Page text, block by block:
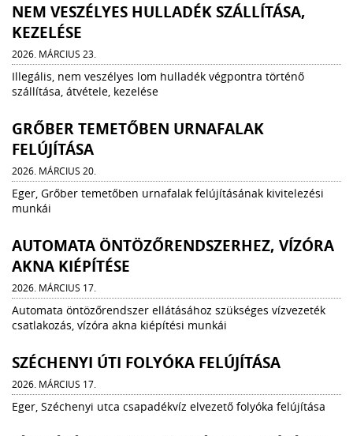
NEM VESZÉLYES HULLADÉK SZÁLLÍTÁSA,
KEZELÉSE
2026. MÁRCIUS 23.
Illegális, nem veszélyes lom hulladék végpontra történő
szállítása, átvétele, kezelése
GRŐBER TEMETŐBEN URNAFALAK
FELÚJÍTÁSA
2026. MÁRCIUS 20.
Eger, Grőber temetőben urnafalak felújításának kivitelezési
munkái
AUTOMATA ÖNTÖZŐRENDSZERHEZ, VÍZÓRA
AKNA KIÉPÍTÉSE
2026. MÁRCIUS 17.
Automata öntözőrendszer ellátásához szükséges vízvezeték
csatlakozás, vízóra akna kiépítési munkái
SZÉCHENYI ÚTI FOLYÓKA FELÚJÍTÁSA
2026. MÁRCIUS 17.
Eger, Széchenyi utca csapadékvíz elvezető folyóka felújítása